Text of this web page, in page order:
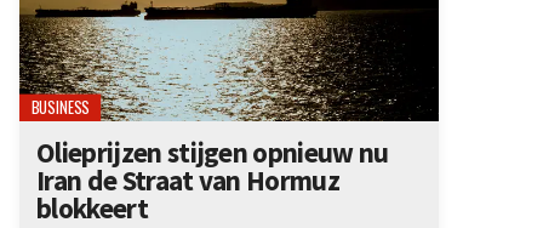
BUSINESS
Olieprijzen stijgen opnieuw nu
Iran de Straat van Hormuz
blokkeert